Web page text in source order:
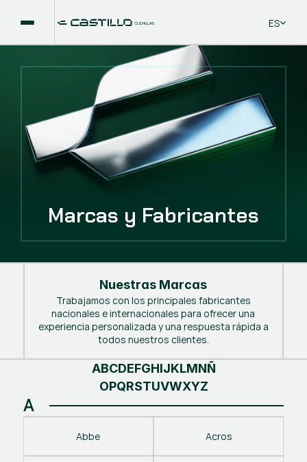
Select
ES
Nuestras Marcas
Trabajamos con los principales fabricantes
nacionales e internacionales para ofrecer una
experiencia personalizada y una respuesta rápida a
todos nuestros clientes.
A
Abbe Acros
ABCDEFGHIJKLMNÑ
OPQRSTUVWXYZ
Marcas y Fabricantes